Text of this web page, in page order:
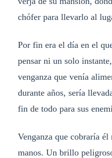
chófer para llevarlo al
Por fin era el día en el
pensar ni un solo
venganza que venía
durante años, sería
fin de todo para sus
Venganza que cobraría
manos. Un brillo